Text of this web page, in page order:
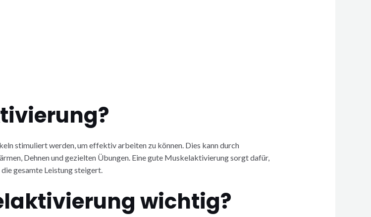
stimuliert werden, um effektiv arbeiten zu können. Dies kann durch
Dehnen und gezielten Übungen. Eine gute Muskelaktivierung sorgt dafür,
gesamte Leistung steigert.
wichtig?